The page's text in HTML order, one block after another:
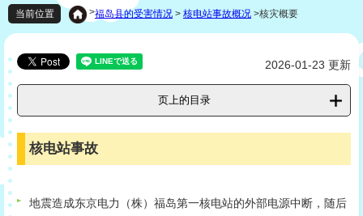
当前位置 >福岛县的受害情况 > 核电站事故概况 >核灾概要
2026-01-23 更新
页上的目录
核电站事故
地震造成东京电力（株）福岛第一核电站的外部电源中断，随后